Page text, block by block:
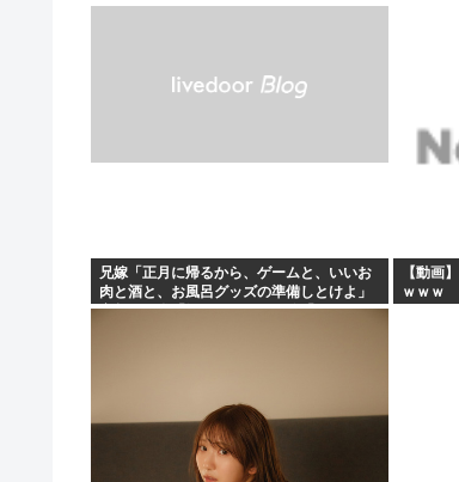
【衝撃】清水アキラさんの息子・清水良太郎
【困惑】ミセスグリーンアップルさんって
まんさん被災地に手作りおにぎりを出荷www
毎年恒例の中国大洪水。湖北省秭帰県の現
不同意性交罪の影響で日本でのレ●プ認知件
兄嫁「正月に帰るから、ゲームと、いいお
肉と酒と、お風呂グッズの準備しとけよ」
寝起きの私「知るかボケ」兄嫁「キィィィ
【動画
ｗｗｗ